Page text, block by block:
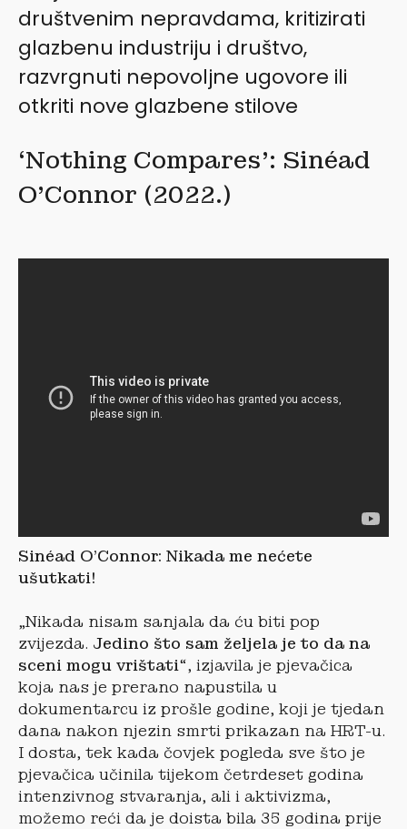
društvenim nepravdama, kritizirati
glazbenu industriju i društvo,
razvrgnuti nepovoljne ugovore ili
otkriti nove glazbene stilove
‘Nothing Compares’: Sinéad
O’Connor (2022.)
Sinéad O’Connor: Nikada me nećete
ušutkati!
„Nikada nisam sanjala da ću biti pop
zvijezda. Jedino što sam željela je to da na
sceni mogu vrištati“, izjavila je pjevačica
koja nas je prerano napustila u
dokumentarcu iz prošle godine, koji je tjedan
dana nakon njezin smrti prikazan na HRT-u.
I dosta, tek kada čovjek pogleda sve što je
pjevačica učinila tijekom četrdeset godina
intenzivnog stvaranja, ali i aktivizma,
možemo reći da je doista bila 35 godina prije